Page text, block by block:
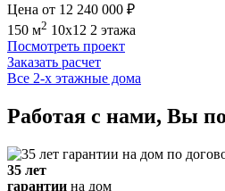
Цена от 12 240 000 ₽
150 м2 10x12 2 этажа
Посмотреть проект
Заказать расчет
Все 2-х этажные дома
Работая с нами, Вы
35 лет
гарантии на дом